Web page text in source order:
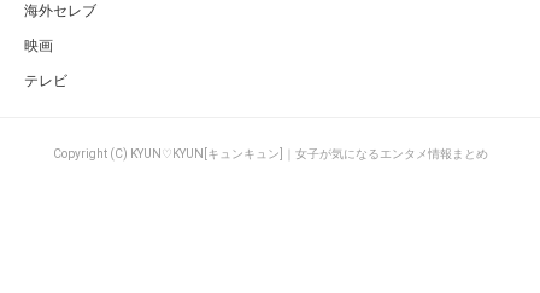
海外セレブ
映画
テレビ
Copyright (C) KYUN♡KYUN[キュンキュン]｜女子が気になるエンタメ情報まとめ